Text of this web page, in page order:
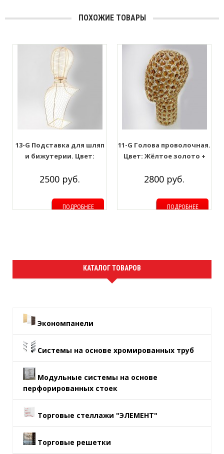
ПОХОЖИЕ ТОВАРЫ
13-G Подставка для шляп
и бижутерии. Цвет:
2500 руб.
ПОДРОБНЕЕ
11-G Голова проволочная.
Цвет: Жёлтое золото +
2800 руб.
ПОДРОБНЕЕ
КАТАЛОГ ТОВАРОВ
Экономпанели
Системы на основе хромированных труб
Модульные системы на основе
перфорированных стоек
Торговые стеллажи "ЭЛЕМЕНТ"
Торговые решетки